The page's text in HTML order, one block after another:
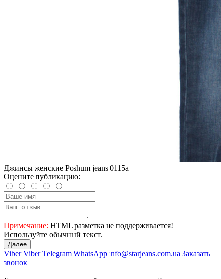
Джинсы женские Poshum jeans 0115a
Оцените публикацию:
Примечание: HTML разметка не поддерживается!
Используйте обычный текст.
Далее
Viber Viber Telegram WhatsApp info@starjeans.com.ua Заказать
звонок